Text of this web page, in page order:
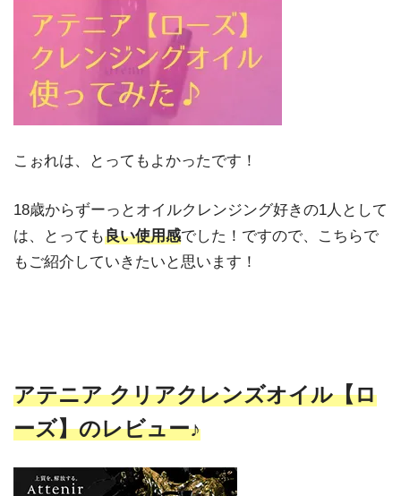
こぉれは、とってもよかったです！
18歳からずーっとオイルクレンジング好きの1人として
は、とっても良い使用感でした！ですので、こちらで
もご紹介していきたいと思います！
アテニア クリアクレンズオイル【ロ
ーズ】のレビュー♪